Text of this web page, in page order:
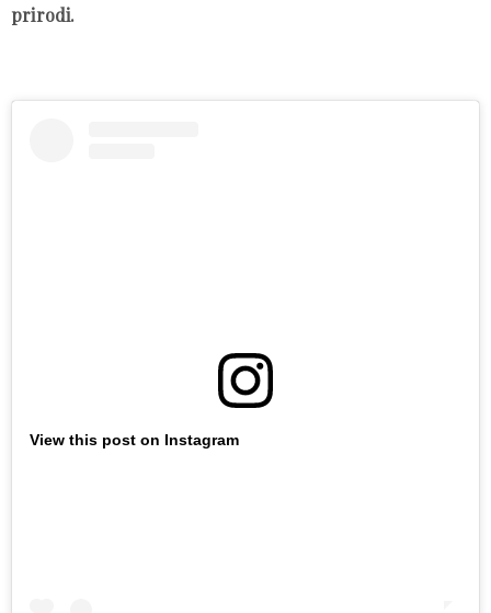
prirodi.
View this post on Instagram